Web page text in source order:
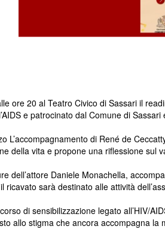
ore 20 al Teatro Civico di Sassari il
e patrocinato dal Comune di
L’accompagnamento di René de
della vita e propone una riflessione
dell’attore Daniele Monachella,
ricavato sarà destinato alle attività
di sensibilizzazione legato all’HIV/
allo stigma che ancora accompagna la